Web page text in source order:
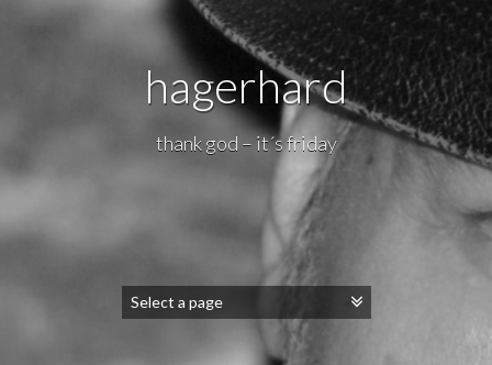
hagerhard
thank god – it´s friday